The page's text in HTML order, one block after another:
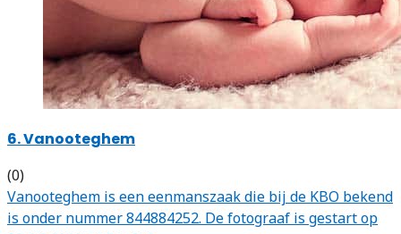
6. Vanooteghem
(0)
Vanooteghem is een eenmanszaak die bij de KBO bekend
is onder nummer 844884252. De fotograaf is gestart op